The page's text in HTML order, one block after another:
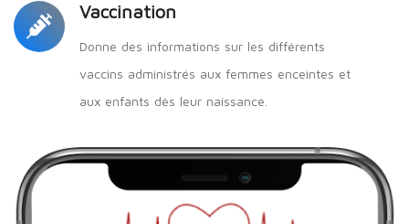
Vaccination
Donne des informations sur les différents
vaccins administrés aux femmes enceintes et
aux enfants dès leur naissance.